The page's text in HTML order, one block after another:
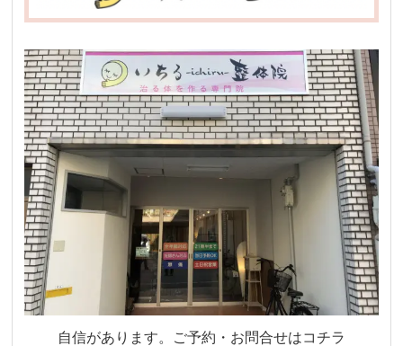
自信があります。ご予約・お問合せはコチラ